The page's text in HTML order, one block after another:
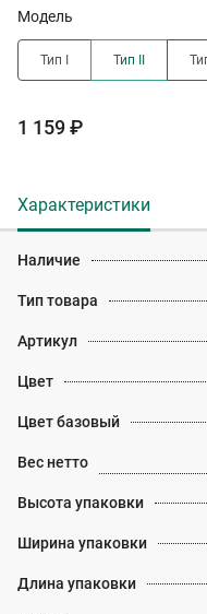
Модель
Тип I Тип II
1 159 ₽
Характеристики
Наличие
Тип товара
Артикул
Цвет
Цвет базовый
Вес нетто
Высота упаковки
Ширина упаковки
Длина упаковки